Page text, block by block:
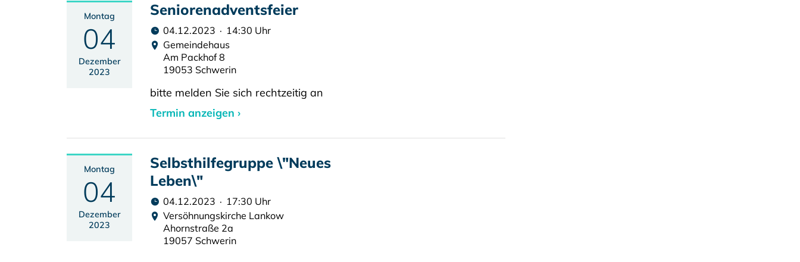
Montag
04
Dezember
2023
Seniorenadventsfeier
04.12.2023 · 14:30 Uhr
Gemeindehaus
Am Packhof 8
19053 Schwerin
bitte melden Sie sich rechtzeitig an
Termin anzeigen ›
Montag
04
Dezember
2023
Selbsthilfegruppe \"Neues
Leben\"
04.12.2023 · 17:30 Uhr
Versöhnungskirche Lankow
Ahornstraße 2a
19057 Schwerin